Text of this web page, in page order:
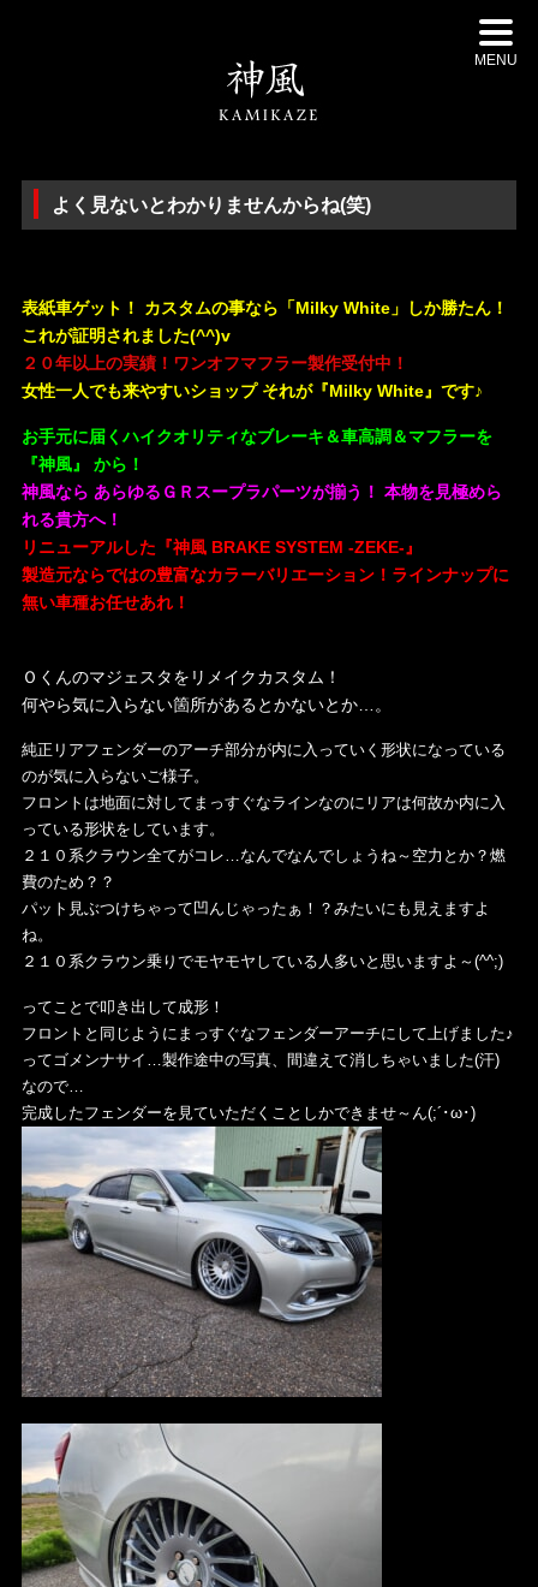
MENU
よく見ないとわかりませんからね(笑)
表紙車ゲット！ カスタムの事なら「Milky White」しか勝たん！
これが証明されました(^^)v
２０年以上の実績！ワンオフマフラー製作受付中！
女性一人でも来やすいショップ それが『Milky White』です♪
お手元に届くハイクオリティなブレーキ＆車高調＆マフラーを
『神風』 から！
神風なら あらゆるＧＲスープラパーツが揃う！ 本物を見極めら
れる貴方へ！
リニューアルした『神風 BRAKE SYSTEM -ZEKE-』
製造元ならではの豊富なカラーバリエーション！ラインナップに
無い車種お任せあれ！
Ｏくんのマジェスタをリメイクカスタム！
何やら気に入らない箇所があるとかないとか…。
純正リアフェンダーのアーチ部分が内に入っていく形状になっている
のが気に入らないご様子。
フロントは地面に対してまっすぐなラインなのにリアは何故か内に入
っている形状をしています。
２１０系クラウン全てがコレ…なんでなんでしょうね～空力とか？燃
費のため？？
パット見ぶつけちゃって凹んじゃったぁ！？みたいにも見えますよ
ね。
２１０系クラウン乗りでモヤモヤしている人多いと思いますよ～(^^;)
ってことで叩き出して成形！
フロントと同じようにまっすぐなフェンダーアーチにして上げました♪
ってゴメンナサイ…製作途中の写真、間違えて消しちゃいました(汗)
なので…
完成したフェンダーを見ていただくことしかできませ～ん(;´･ω･)